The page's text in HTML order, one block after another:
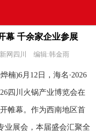
幕 千余家企业参展
网四川 编辑:韩金雨
)6月12日，海名·2026
四川火锅产业博览会在
帷幕。作为西南地区首
业展会，本届盛会汇聚全